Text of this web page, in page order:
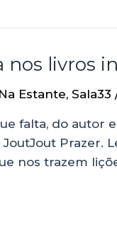
nos livros
Na Estante, Sala33
falta, do autor
Prazer.
nos trazem